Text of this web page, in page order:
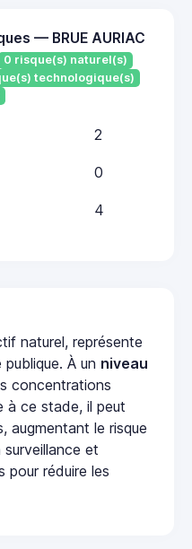
— BRUE AURIAC
0 risque(s) naturel(s)
technologique(s)
2
0
4
naturel, représente
À un niveau
concentrations
à ce stade, il peut
augmentant le risque
et
pour réduire les